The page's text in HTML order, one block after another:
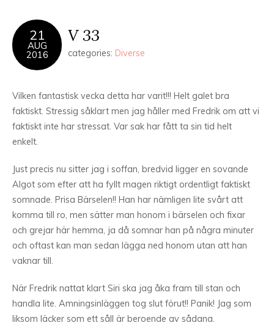
21
AUG
2016
V 33
categories: Diverse
Vilken fantastisk vecka detta har varit!!! Helt galet bra
faktiskt. Stressig såklart men jag håller med Fredrik om att vi
faktiskt inte har stressat. Var sak har fått ta sin tid helt
enkelt.
Just precis nu sitter jag i soffan, bredvid ligger en sovande
Algot som efter att ha fyllt magen riktigt ordentligt faktiskt
somnade. Prisa Bärselen!! Han har nämligen lite svårt att
komma till ro, men sätter man honom i bärselen och fixar
och grejar här hemma, ja då somnar han på några minuter
och oftast kan man sedan lägga ned honom utan att han
vaknar till.
När Fredrik nattat klart Siri ska jag åka fram till stan och
handla lite. Amningsinläggen tog slut förut!! Panik! Jag som
liksom läcker som ett såll är beroende av sådana.